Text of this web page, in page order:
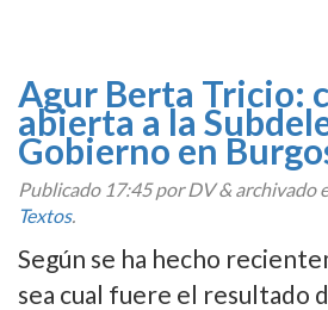
Agur Berta Tricio:
abierta a la
Gobierno en
Publicado 17:45por DV&archivado
Textos.
Según se ha hecho
sea cual fuere el resultado